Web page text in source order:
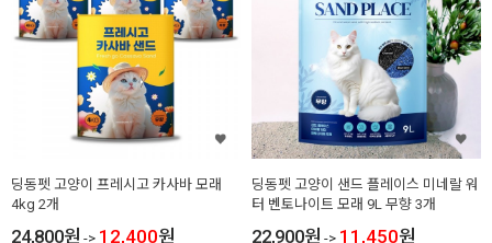
딩동펫 고양이 프레시고 카사바 모래
4kg 2개
24,800원 -> 12,400원
딩동펫 고양이 샌드 플레이스 미네랄 워
터 벤토나이트 모래 9L 무향 3개
22,900원 -> 11,450원